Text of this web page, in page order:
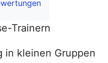
Trainern
in kleinen Gruppen